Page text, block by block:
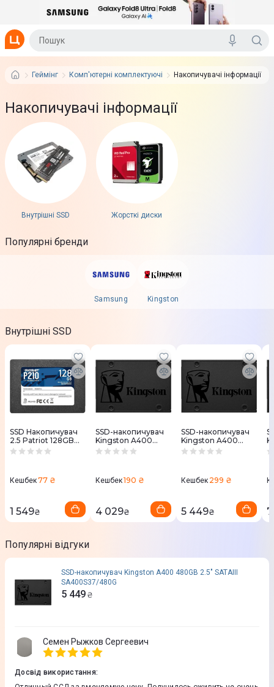
Геймінг Комп'ютерні комплектуючі Накопичувачі інформації
Накопичувачі інформації
Внутрішні SSD Жорсткі диски
Популярні бренди
Samsung Kingston
Внутрішні SSD
SSD Накопичувач
2.5 Patriot 128GB
SATA TLC P210
Кешбек77 ₴
1 549₴
SSD-накопичувач
Kingston A400
240GB 2.5" SATAIII
Кешбек190 ₴
4 029₴
SSD-накопичувач
Kingston A400
480GB 2.5" SATAIII
Кешбек 299 ₴
5 449₴
Популярні відгуки
SSD-накопичувач Kingston A400 480GB 2.5" SATAIII
SA400S37/480G
5 449 ₴
Семен Рыжков Сергеевич
Досвід використання: